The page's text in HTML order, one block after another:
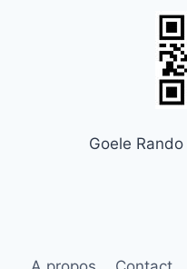
Goele